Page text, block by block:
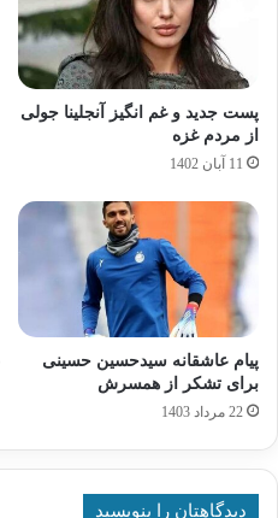
پست جدید و غم انگیز آنجلینا جولی
از مردم غزه
11 آبان 1402
پیام عاشقانه سیدحسین حسینی
برای تشکر از همسرش
22 مرداد 1403
دیدگاهتان را بنویسید